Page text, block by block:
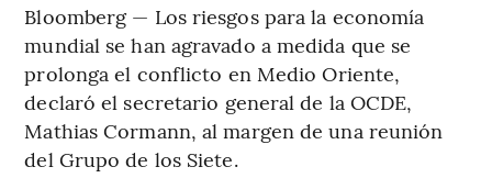
Bloomberg — Los riesgos para la economía
mundial se han agravado a medida que se
prolonga el conflicto en Medio Oriente,
declaró el secretario general de la OCDE,
Mathias Cormann, al margen de una reunión
del Grupo de los Siete.